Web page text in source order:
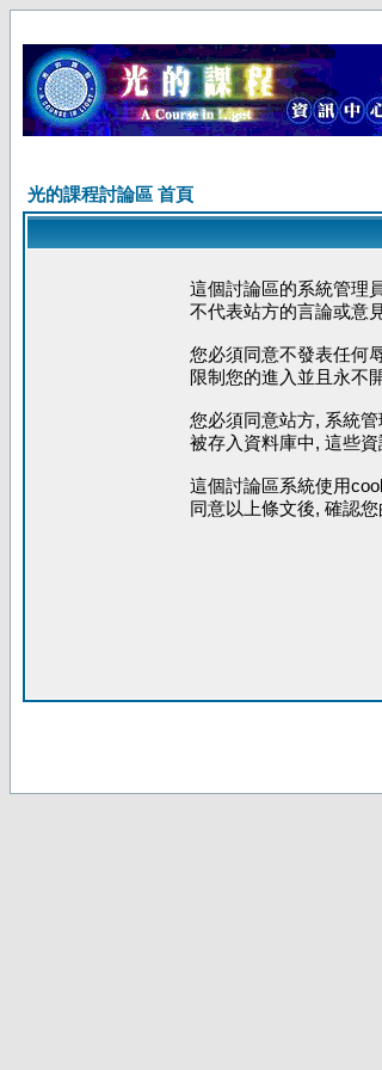
光的課程討論區 首頁
這個討論區的系統管理
不代表站方的言論或意
您必須同意不發表任何
限制您的進入並且永不
您必須同意站方, 系統
被存入資料庫中, 這些
這個討論區系統使用
同意以上條文後, 確認